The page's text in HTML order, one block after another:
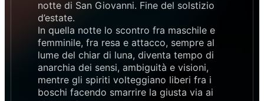
notte di San Giovanni. Fine del solstizio
d’estate.
In quella notte lo scontro fra maschile e
femminile, fra resa e attacco, sempre al
lume del chiar di luna, diventa tempo di
anarchia dei sensi, ambiguità e visioni,
mentre gli spiriti volteggiano liberi fra i
boschi facendo smarrire la giusta via ai